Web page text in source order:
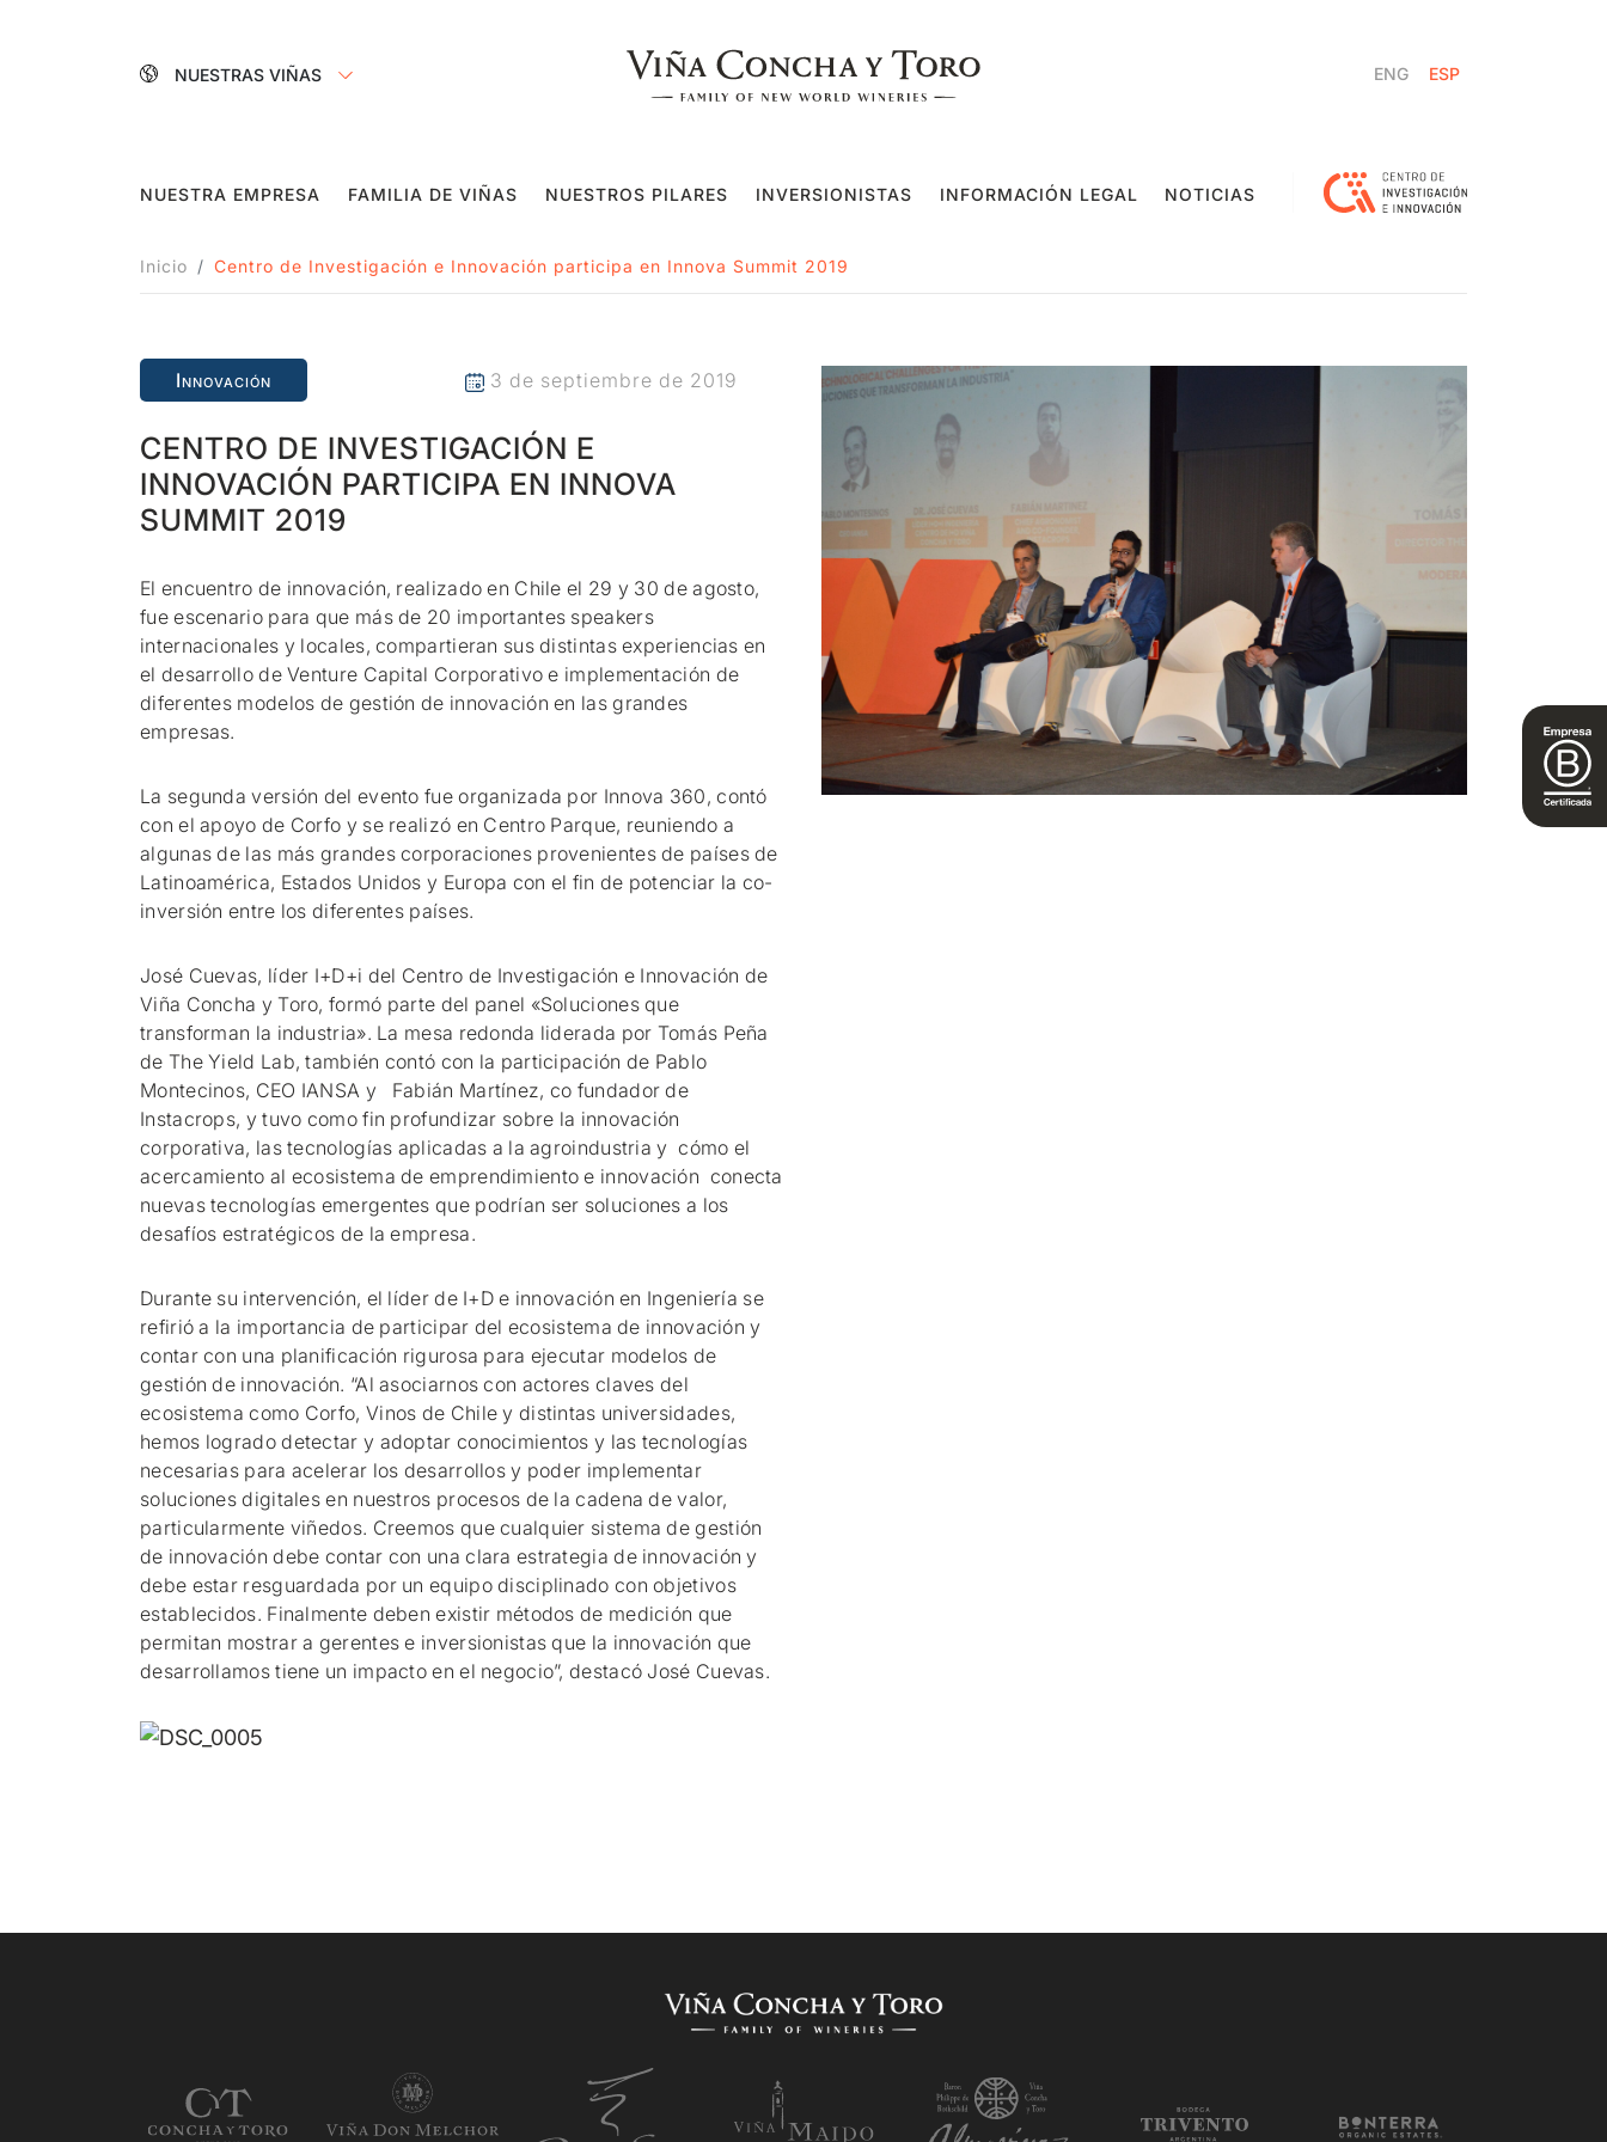
ENG ESP
NUESTRAS VIÑAS
NUESTRA EMPRESA FAMILIA DE VIÑAS NUESTROS PILARES INVERSIONISTAS INFORMACIÓN LEGAL NOTICIAS
Inicio Centro de Investigación e Innovación participa en Innova Summit 2019
Innovación 3 de septiembre de 2019
CENTRO DE INVESTIGACIÓN E
INNOVACIÓN PARTICIPA EN INNOVA
SUMMIT 2019
El encuentro de innovación, realizado en Chile el 29 y 30 de agosto,
fue escenario para que más de 20 importantes speakers
internacionales y locales, compartieran sus distintas experiencias en
el desarrollo de Venture Capital Corporativo e implementación de
diferentes modelos de gestión de innovación en las grandes
empresas.
La segunda versión del evento fue organizada por Innova 360, contó
con el apoyo de Corfo y se realizó en Centro Parque, reuniendo a
algunas de las más grandes corporaciones provenientes de países de
Latinoamérica, Estados Unidos y Europa con el fin de potenciar la co-
inversión entre los diferentes países.
José Cuevas, líder I+D+i del Centro de Investigación e Innovación de
Viña Concha y Toro, formó parte del panel «Soluciones que
transforman la industria». La mesa redonda liderada por Tomás Peña
de The Yield Lab, también contó con la participación de Pablo
Montecinos, CEO IANSA y Fabián Martínez, co fundador de
Instacrops, y tuvo como fin profundizar sobre la innovación
corporativa, las tecnologías aplicadas a la agroindustria y cómo el
acercamiento al ecosistema de emprendimiento e innovación conecta
nuevas tecnologías emergentes que podrían ser soluciones a los
desafíos estratégicos de la empresa.
Durante su intervención, el líder de I+D e innovación en Ingeniería se
refirió a la importancia de participar del ecosistema de innovación y
contar con una planificación rigurosa para ejecutar modelos de
gestión de innovación. “Al asociarnos con actores claves del
ecosistema como Corfo, Vinos de Chile y distintas universidades,
hemos logrado detectar y adoptar conocimientos y las tecnologías
necesarias para acelerar los desarrollos y poder implementar
soluciones digitales en nuestros procesos de la cadena de valor,
particularmente viñedos. Creemos que cualquier sistema de gestión
de innovación debe contar con una clara estrategia de innovación y
debe estar resguardada por un equipo disciplinado con objetivos
establecidos. Finalmente deben existir métodos de medición que
permitan mostrar a gerentes e inversionistas que la innovación que
desarrollamos tiene un impacto en el negocio”, destacó José Cuevas.